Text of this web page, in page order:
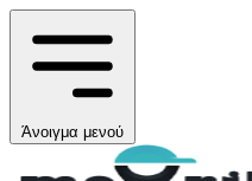
Άνοιγμα μενού